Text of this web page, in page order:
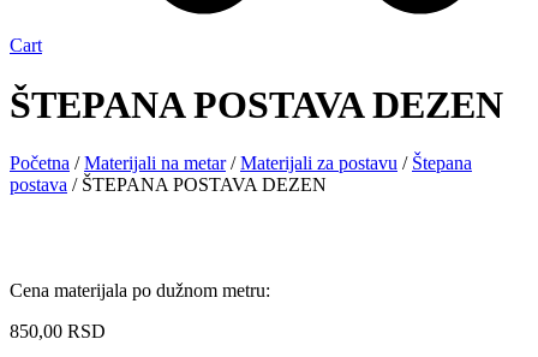
Cart
ŠTEPANA POSTAVA DEZEN
Početna /Materijali na metar/Materijali za postavu / Štepana
postava / ŠTEPANA POSTAVA DEZEN
Cena materijala po dužnom metru:
850,00 RSD